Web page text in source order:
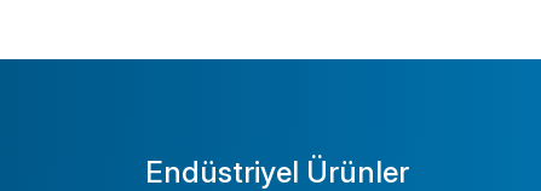
Endüstriyel Ürünler